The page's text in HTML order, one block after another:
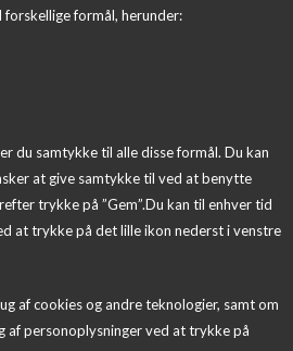
formål, herunder:
du samtykke til alle disse formål. Du kan
at give samtykke til ved at benytte
trykke på ”Gem”.Du kan til enhver tid
at trykke på det lille ikon nederst i venstre
af cookies og andre teknologier, samt om
af personoplysninger ved at trykke på